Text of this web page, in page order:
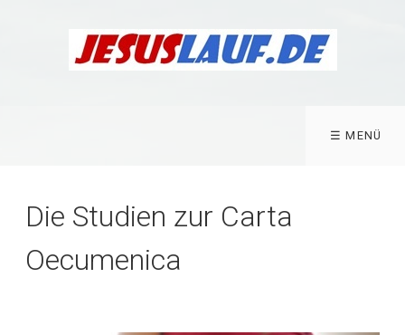
☰ MENÜ
Die Studien zur Carta
Oecumenica